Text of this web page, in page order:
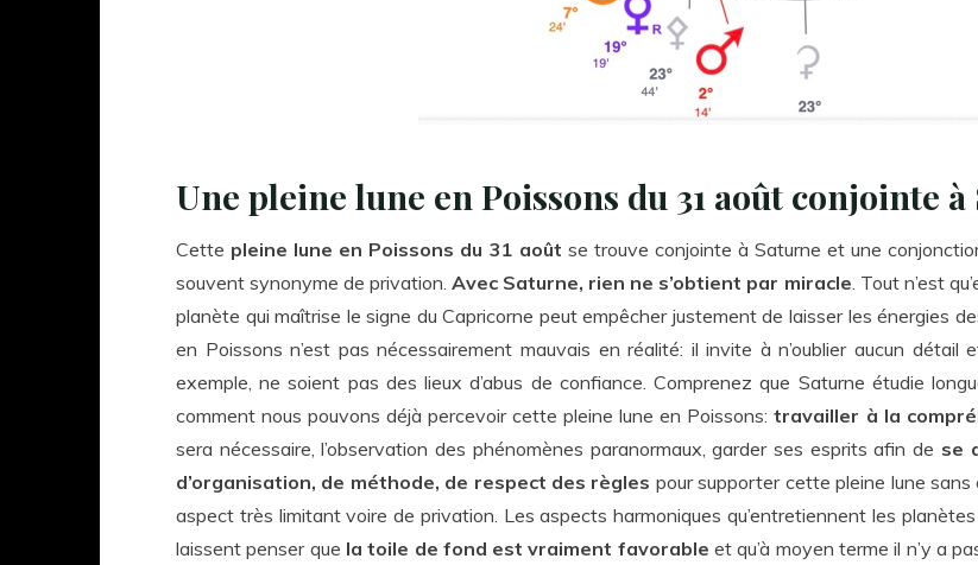
Une pleine lune en Poissons du 31 août conjointe
Cette pleine lune en Poissons du 31 août se trouve conjointe à Saturne et une
souvent synonyme de privation.Avec Saturne, rien ne s’obtient par miracle. Tout n’est
planète qui maîtrise le signe du Capricorne peut empêcher justement de laisser les énergies
en Poissons n’est pas nécessairement mauvais en réalité: il invite à n’oublier aucun
exemple, ne soient pas des lieux d’abus de confiance. Comprenez que Saturne étudie
comment nous pouvons déjà percevoir cette pleine lune en Poissons:travailler à la
sera nécessaire, l’observation des phénomènes paranormaux, garder ses esprits afin de se
d’organisation, de méthode, de respect des règles pour supporter cette pleine lune sans
aspect très limitant voire de privation. Les aspects harmoniques qu’entretiennent les
laissent penser que la toile de fond est vraiment favorable et qu’à moyen terme il n’y a